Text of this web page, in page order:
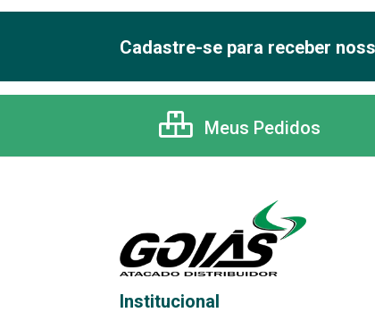
Cadastre-se para receber
Meus Pedidos
Institucional